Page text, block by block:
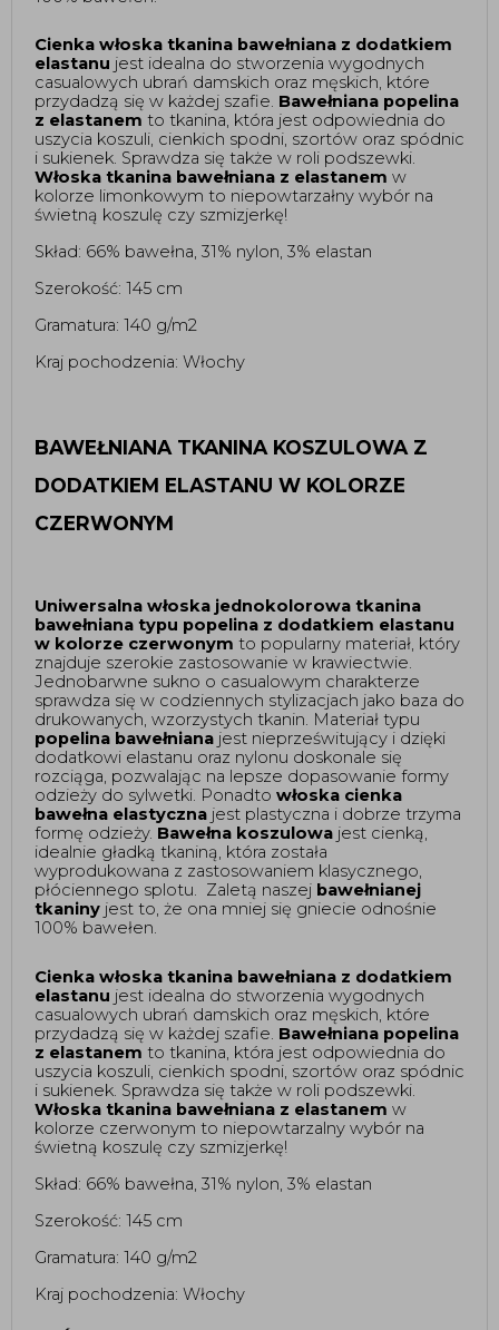
Cienka włoska tkanina bawełniana z dodatkiem
elastanu jest idealna do stworzenia wygodnych
casualowych ubrań damskich oraz męskich, które
przydadzą się w każdej szafie. Bawełniana popelina
z elastanem to tkanina, która jest odpowiednia do
uszycia koszuli, cienkich spodni, szortów oraz spódnic
Włoska tkanina bawełniana z elastanem w
kolorze limonkowym to niepowtarzałny wybór na
świetną koszulę czy szmizjerkę!
Skład: 66% bawełna, 31% nylon, 3% elastan
Szerokość: 145 cm
Gramatura: 140 g/m2
Kraj pochodzenia: Włochy
BAWEŁNIANA TKANINA KOSZULOWA Z
DODATKIEM ELASTANU W KOLORZE
CZERWONYM
Uniwersalna włoska jednokolorowa tkanina
bawełniana typu popelina z dodatkiem elastanu
w kolorze czerwonym to popularny materiał, który
znajduje szerokie zastosowanie w krawiectwie.
Jednobarwne sukno o casualowym charakterze
sprawdza się w codziennych stylizacjach jako baza do
drukowanych, wzorzystych tkanin. Materiał typu
popelina bawełniana jest nieprześwitujący i dzięki
dodatkowi elastanu oraz nylonu doskonale się
rozciąga, pozwalając na lepsze dopasowanie formy
odzieży do sylwetki. Ponadto włoska cienka
bawełna elastyczna jest plastyczna i dobrze trzyma
formę odzieży. Bawełna koszulowa jest cienką,
idealnie gładką tkaniną, która została
wyprodukowana z zastosowaniem klasycznego,
płóciennego splotu. Zaletą naszej bawełnianej
tkaniny jest to, że ona mniej się gniecie odnośnie
100% bawełen.
Cienka włoska tkanina bawełniana z dodatkiem
elastanu jest idealna do stworzenia wygodnych
casualowych ubrań damskich oraz męskich, które
przydadzą się w każdej szafie. Bawełniana popelina
z elastanem to tkanina, która jest odpowiednia do
uszycia koszuli, cienkich spodni, szortów oraz spódnic
i sukienek. Sprawdza się także w roli podszewki.
Włoska tkanina bawełniana z elastanem w
kolorze czerwonym to niepowtarzalny wybór na
świetną koszulę czy szmizjerkę!
Skład: 66% bawełna, 31% nylon, 3% elastan
Szerokość: 145 cm
Gramatura: 140 g/m2
Kraj pochodzenia: Włochy